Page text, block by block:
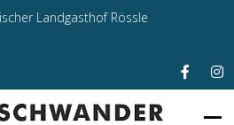
Landgasthof Rössle